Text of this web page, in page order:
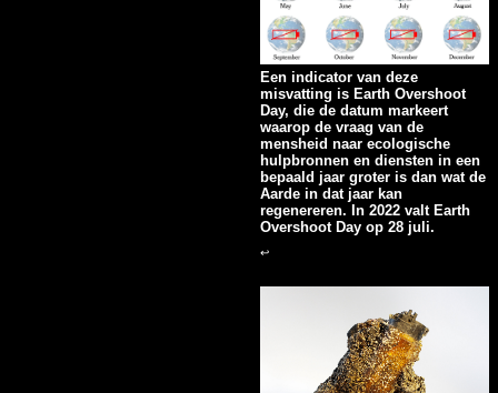
Een indicator van deze
misvatting is Earth Overshoot
Day, die de datum markeert
waarop de vraag van de
mensheid naar ecologische
hulpbronnen en diensten in een
bepaald jaar groter is dan wat de
Aarde in dat jaar kan
regenereren. In 2022 valt Earth
Overshoot Day op 28 juli.
↩